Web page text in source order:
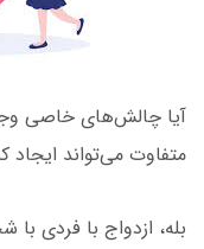
آیا چالش‌های خاصی
متفاوت می‌تواند ایجاد
بله، ازدواج با فردی